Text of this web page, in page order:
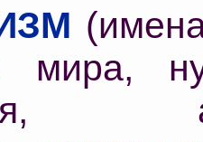
мира,